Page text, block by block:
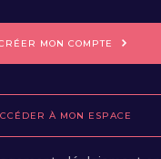
MON COMPTE
À MON ESPACE